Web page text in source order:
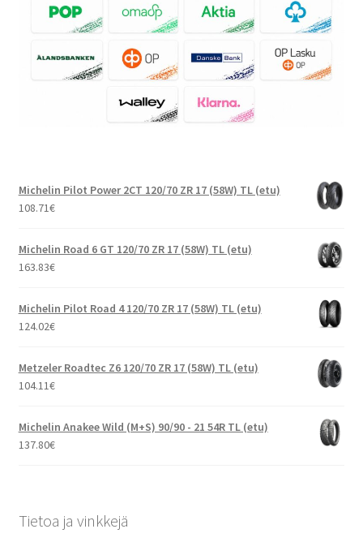
Michelin Pilot Power 2CT 120/70 ZR 17 (58W) TL (etu)
108.71€
Michelin Road 6 GT 120/70 ZR 17 (58W) TL (etu)
163.83€
Michelin Pilot Road 4 120/70 ZR 17 (58W) TL (etu)
124.02€
Metzeler Roadtec Z6 120/70 ZR 17 (58W) TL (etu)
104.11€
Michelin Anakee Wild (M+S) 90/90 - 21 54R TL (etu)
137.80€
Tietoa ja vinkkejä